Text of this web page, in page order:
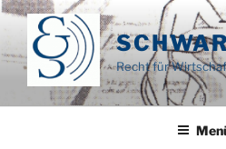
Zum
springen
Recht für